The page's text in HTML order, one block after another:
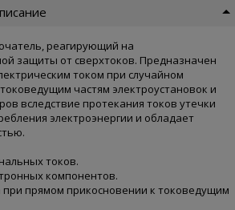
реагирующий на
защиты от сверхтоков. Предназначен
током при случайном
частям электроустановок и
вследствие протекания токов утечки
электроэнергии и обладает
токов.
компонентов.
прямом прикосновении к токоведущим